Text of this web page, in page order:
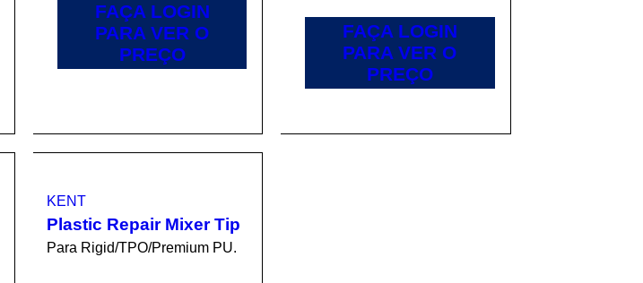
FAÇA LOGIN
PARA VER O
PREÇO
FAÇA LOGIN
PARA VER O
PREÇO
KENT
Plastic Repair Mixer Tip
Para Rigid/TPO/Premium PU.